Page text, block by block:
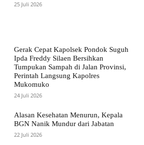
25 Juli 2026
Gerak Cepat Kapolsek Pondok Suguh
Ipda Freddy Silaen Bersihkan
Tumpukan Sampah di Jalan Provinsi,
Perintah Langsung Kapolres
Mukomuko
24 Juli 2026
Alasan Kesehatan Menurun, Kepala
BGN Nanik Mundur dari Jabatan
22 Juli 2026